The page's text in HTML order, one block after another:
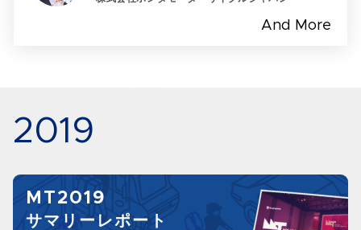
And More
2019
MT2019
サマリーレポート